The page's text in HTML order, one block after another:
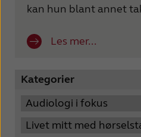
kan hun blant annet
Les mer...
Kategorier
Audiologi i fokus
Livet mitt med